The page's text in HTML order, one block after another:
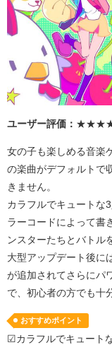
ユーザー評価：
女の子も楽しめる音楽
の楽曲がデフォルトで
きません。
カラフルでキュートな3
ラーコードによって書
ンスターたちとバトル
大型アップデート後に
が追加されてさらにパ
で、初心者の方でも十
おすすめポイント
☑カラフルでキュート